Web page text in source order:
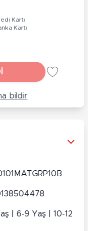
Kartı
Kartı
bildir
| 6-9 Yaş | 10-12